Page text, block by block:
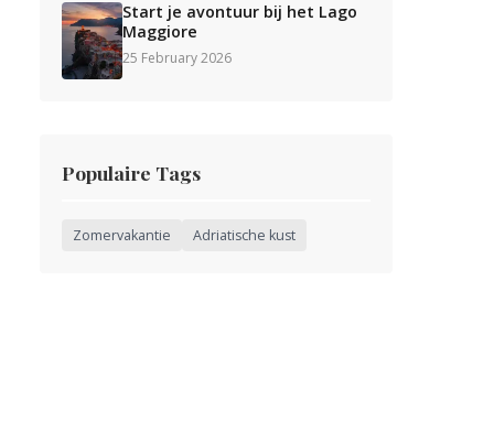
Start je avontuur bij het Lago
Maggiore
25 February 2026
Populaire Tags
Zomervakantie Adriatische kust